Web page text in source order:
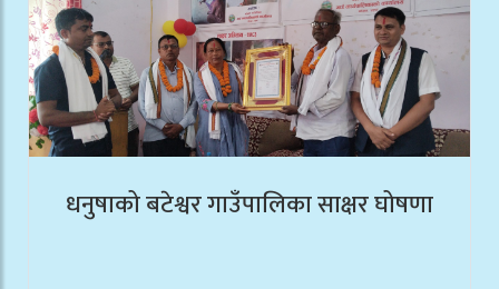
धनुषाको बटेश्वर गाउँपालिका साक्षर घोषणा